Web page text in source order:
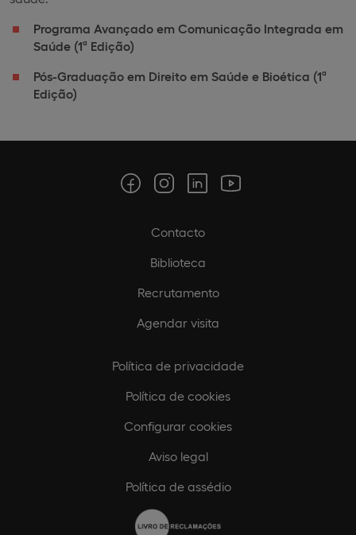
Programa Avançado em Comunicação Integrada em
Saúde (1ª Edição)
Pós-Graduação em Direito em Saúde e Bioética (1ª
Edição)
Contacto
Biblioteca
Recrutamento
Agendar visita
Política de privacidade
Política de cookies
Configurar cookies
Aviso legal
Política de assédio